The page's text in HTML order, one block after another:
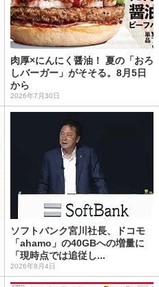
肉厚×にんにく醤油！ 夏の「おろ
しバーガー」がそそる。8月5日
から
2026年7月30日
ソフトバンク宮川社長、ドコモ
「ahamo」の40GBへの増量に
「現時点では追従し...
2026年8月4日